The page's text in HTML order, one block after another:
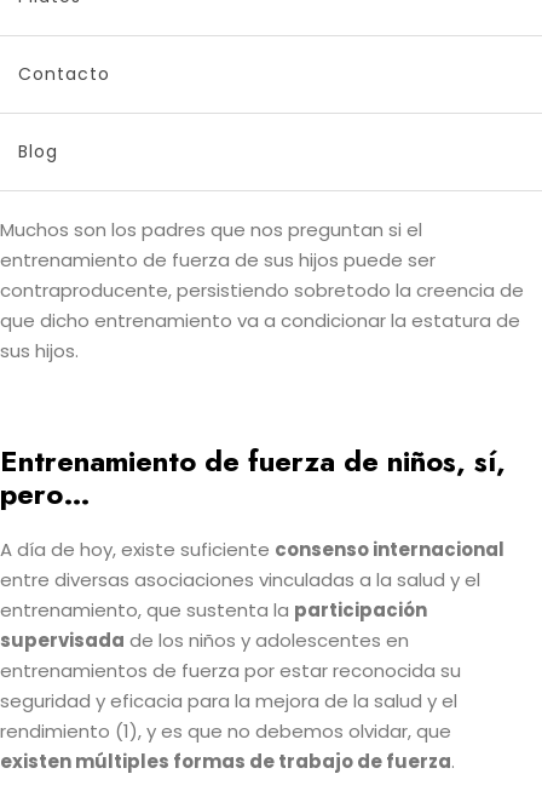
Contacto
Blog
¿Entrenar la fuerza en niños hará que
no crezcan?
El entrenamiento de fuerza en niños causó y continua
causando hoy día una gran controversia, al menos a pie
Muchos son los padres que nos preguntan si el
entrenamiento de fuerza de sus hijos puede ser
contraproducente, persistiendo sobretodo la creencia de
que dicho entrenamiento va a condicionar la estatura de
sus hijos.
Entrenamiento de fuerza de niños, sí,
pero…
A día de hoy, existe suficiente consenso internacional
entre diversas asociaciones vinculadas a la salud y el
entrenamiento, que sustenta la participación
supervisada de los niños y adolescentes en
entrenamientos de fuerza por estar reconocida su
seguridad y eficacia para la mejora de la salud y el
rendimiento (1), y es que no debemos olvidar, que
existen múltiples formas de trabajo de fuerza.